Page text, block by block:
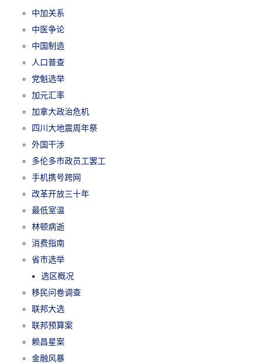
中加关系
中医争论
中国制造
人口普查
党魁选举
加元汇率
加拿大政治危机
四川大地震周年祭
外国干涉
多伦多市政员工罢工
手机携号跨网
改革开放三十年
最低室温
林顿病逝
消费指南
省市选举
选区概况
移民问卷调查
联邦大选
联邦预算案
赖昌星案
金融风暴